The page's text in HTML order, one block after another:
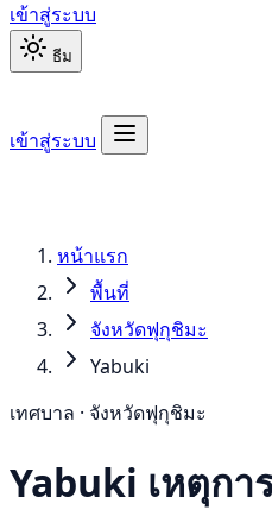
เข้าสู่ระบบ
ธีม
เข้าสู่ระบบ
หน้าแรก
พื้นที่
จังหวัดฟุกุชิมะ
Yabuki
เทศบาล · จังหวัดฟุกุชิมะ
Yabuki เหตุก